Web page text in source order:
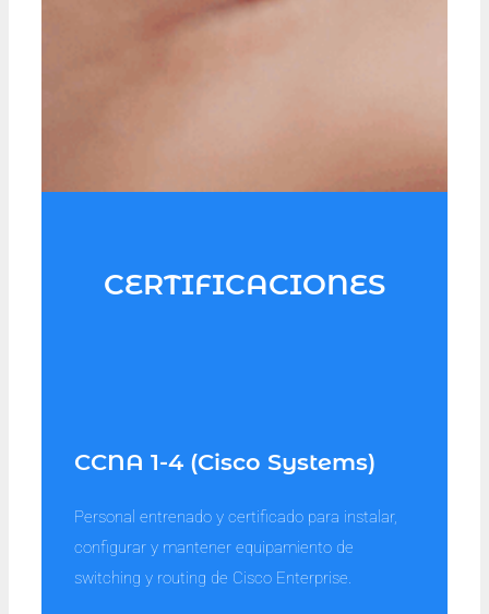
CERTIFICACIONES
CCNA 1-4 (Cisco Systems)
Personal entrenado y certificado para instalar,
configurar y mantener equipamiento de
switching y routing de Cisco Enterprise.